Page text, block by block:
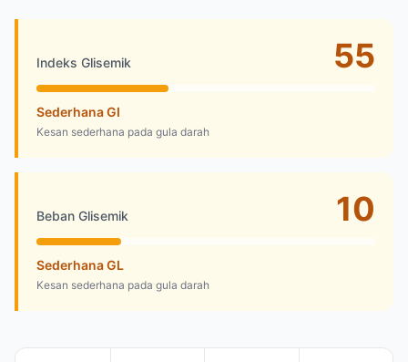
Indeks Glisemik 55
Sederhana GI
Kesan sederhana pada gula darah
Beban Glisemik 10
Sederhana GL
Kesan sederhana pada gula darah